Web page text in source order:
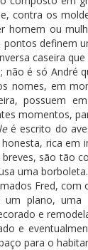
contra os
homem ou
pontos definem
caseira
não é só André
nomes, em
possuem
momentos,
é escrito do
rica em
são tão
uma
Fred,
um plano, uma
e
e
para o